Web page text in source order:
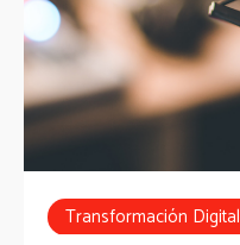
Transformación Digital